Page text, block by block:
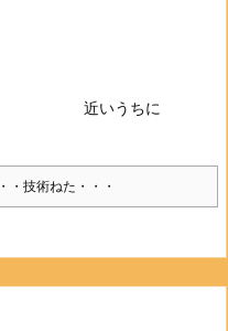
うちに
・技術ねた・・・